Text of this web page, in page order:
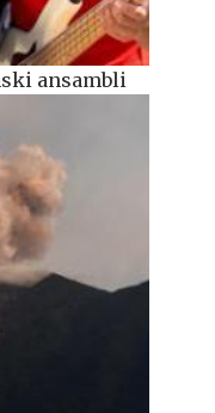
ansambli